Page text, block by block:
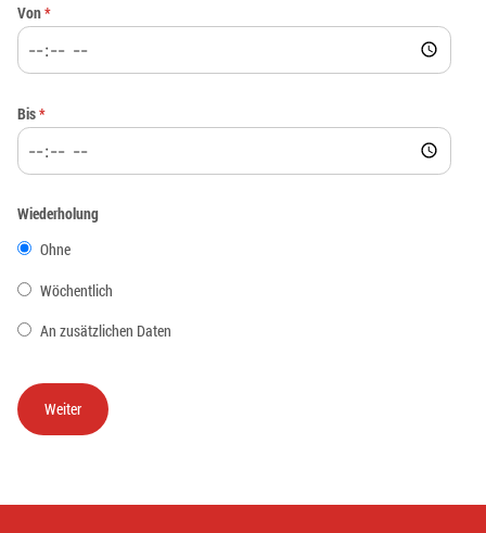
Von*
Bis*
Wiederholung
Ohne
Wöchentlich
An zusätzlichen Daten